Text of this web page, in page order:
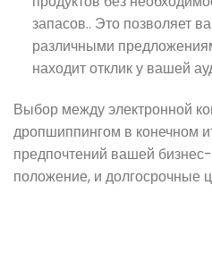
запасов.. Это позволяет
различными
находит отклик у вашей
Выбор между электронной
дропшиппингом в конечном
предпочтений вашей
положение, и долгосрочные